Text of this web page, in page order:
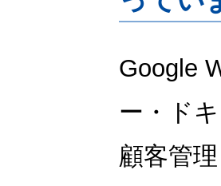
Google
ー・ド
顧客管